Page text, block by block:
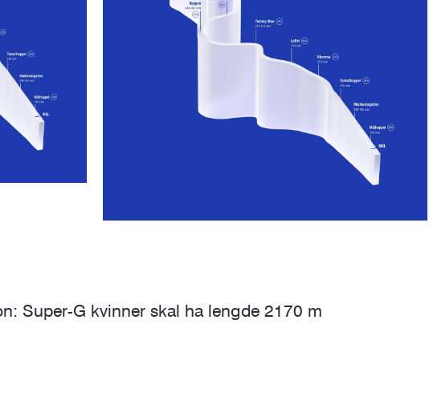
Super-G kvinner skal ha lengde 2170 m